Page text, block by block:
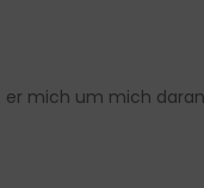
mich um mich